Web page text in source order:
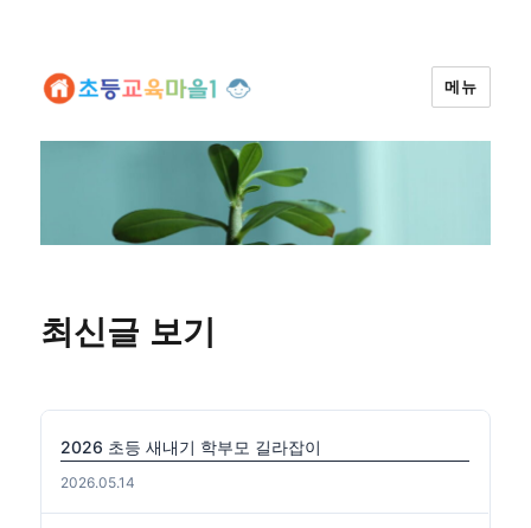
메뉴
최신글 보기
2026 초등 새내기 학부모 길라잡이
2026.05.14